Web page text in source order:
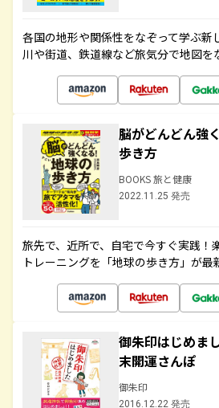
各国の地形や関係性をなぞって学ぶ新
川や街道、鉄道線など旅気分で地図を
脳がどんどん強
歩き方
BOOKS 旅と健康
2022.11.25 発売
旅先で、近所で、自宅で今すぐ実践！
トレーニングを「地球の歩き方」が
御朱印はじめ
末開運さんぽ
御朱印
2016.12.22 発売